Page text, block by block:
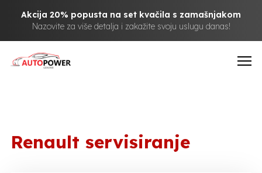
Akcija 20% popusta na set kvačila s zamašnjakom
Nazovite za više detalja i zakažite svoju uslugu danas!
Renault servisiranje